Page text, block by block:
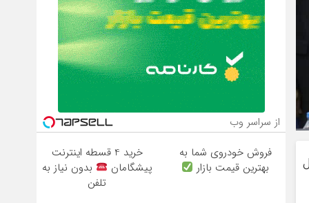
از سراسر وب
فروش خودروی شما به
بهترین قیمت بازار
خرید 4 قسطه اینترنت
پیشگامان
بدون نیاز به
تلفن